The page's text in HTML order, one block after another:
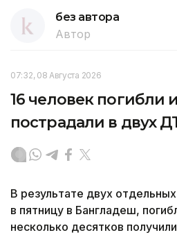
без автора
Автор
07:32, 08 Августа 2026
16 человек погибли
пострадали в двух
В результате двух
в пятницу в Бангладеш,
несколько десятков